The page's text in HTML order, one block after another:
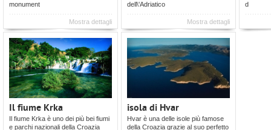
monument
Mostra dettagli
dell\'Adriatico
Mostra dettagli
d
Il fiume Krka
Il fiume Krka è uno dei più bei fiumi
e parchi nazionali della Croazia
isola di Hvar
Hvar è una delle isole più famose
della Croazia grazie al suo perfetto